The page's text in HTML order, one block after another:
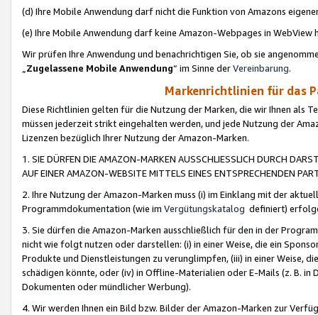
(d) Ihre Mobile Anwendung darf nicht die Funktion von Amazons
(e) Ihre Mobile Anwendung darf keine Amazon-Webpages in WebView
Wir prüfen Ihre Anwendung und benachrichtigen Sie, ob sie
„Zugelassene Mobile Anwendung“ im Sinne derVereinbarung.
Markenrichtlinien für das
Diese Richtlinien gelten für die Nutzung der Marken, die wir Ihnen als
müssen jederzeit strikt eingehalten werden, und jede Nutzung der
Lizenzen bezüglich Ihrer Nutzung der Amazon-Marken.
1. SIE DÜRFEN DIE AMAZON-MARKEN AUSSCHLIESSLICH DURCH
AUF EINER AMAZON-WEBSITE MITTELS EINES ENTSPRECHENDEN
2. Ihre Nutzung der Amazon-Marken muss (i) im Einklang mit der
Programmdokumentation (wie im Vergütungskatalog definiert)
3. Sie dürfen die Amazon-Marken ausschließlich für den in der
nicht wie folgt nutzen oder darstellen: (i) in einer Weise, die ein
Produkte und Dienstleistungen zu verunglimpfen, (iii) in einer Weise,
schädigen könnte, oder (iv) in Offline-Materialien oder E-Mails (z. B. in
Dokumenten oder mündlicher Werbung).
4. Wir werden Ihnen ein Bild bzw. Bilder der Amazon-Marken zur